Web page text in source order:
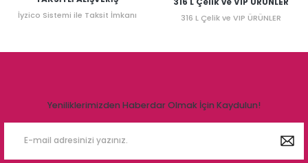
İyzico Sistemi ile Taksit İmkanı
316 L Çelik ve VIP ÜRÜNLER
Yeniliklerimizden Haberdar Olmak İçin Kaydulun!